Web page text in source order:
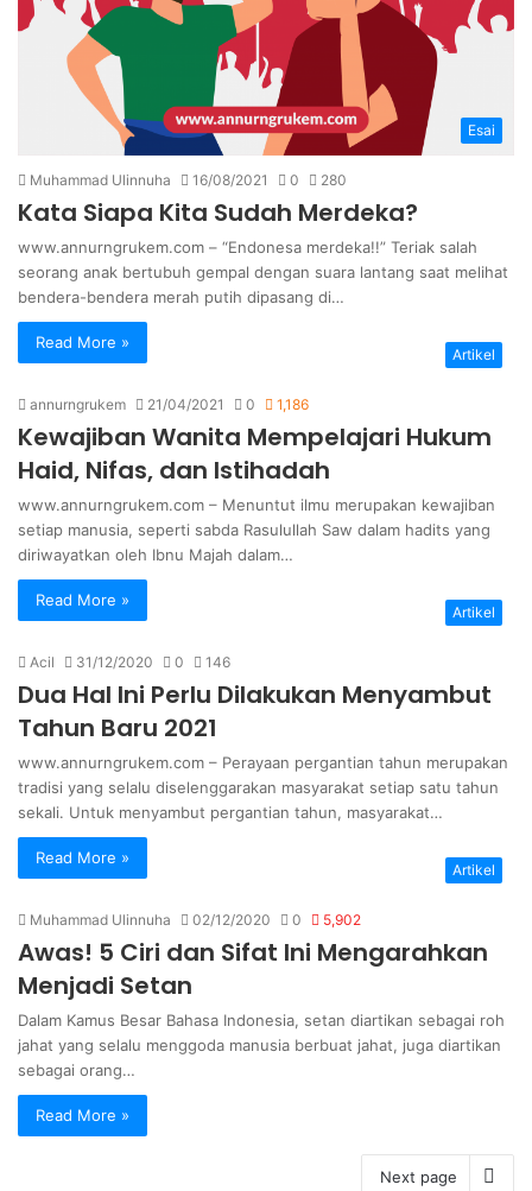
Esai
Muhammad Ulinnuha 16/08/2021 0 280
Kata Siapa Kita Sudah Merdeka?
www.annurngrukem.com – “Endonesa merdeka!!” Teriak salah
seorang anak bertubuh gempal dengan suara lantang saat melihat
bendera-bendera merah putih dipasang di…
Read More »
Artikel
annurngrukem 21/04/2021 0 1,186
Kewajiban Wanita Mempelajari Hukum
Haid, Nifas, dan Istihadah
www.annurngrukem.com – Menuntut ilmu merupakan kewajiban
setiap manusia, seperti sabda Rasulullah Saw dalam hadits yang
diriwayatkan oleh Ibnu Majah dalam…
Read More »
Artikel
Acil 31/12/2020 0 146
Dua Hal Ini Perlu Dilakukan Menyambut
Tahun Baru 2021
www.annurngrukem.com – Perayaan pergantian tahun merupakan
tradisi yang selalu diselenggarakan masyarakat setiap satu tahun
sekali. Untuk menyambut pergantian tahun, masyarakat…
Read More »
Artikel
Muhammad Ulinnuha 02/12/2020 0 5,902
Awas! 5 Ciri dan Sifat Ini Mengarahkan
Menjadi Setan
Dalam Kamus Besar Bahasa Indonesia, setan diartikan sebagai roh
jahat yang selalu menggoda manusia berbuat jahat, juga diartikan
sebagai orang…
Read More »
Next page